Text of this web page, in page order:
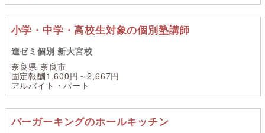
小学・中学・高校生対象の個別塾講師
進ゼミ個別 新大宮校
奈良県 奈良市
固定報酬1,600円～2,667円
アルバイト・パート
バーガーキングのホールキッチン